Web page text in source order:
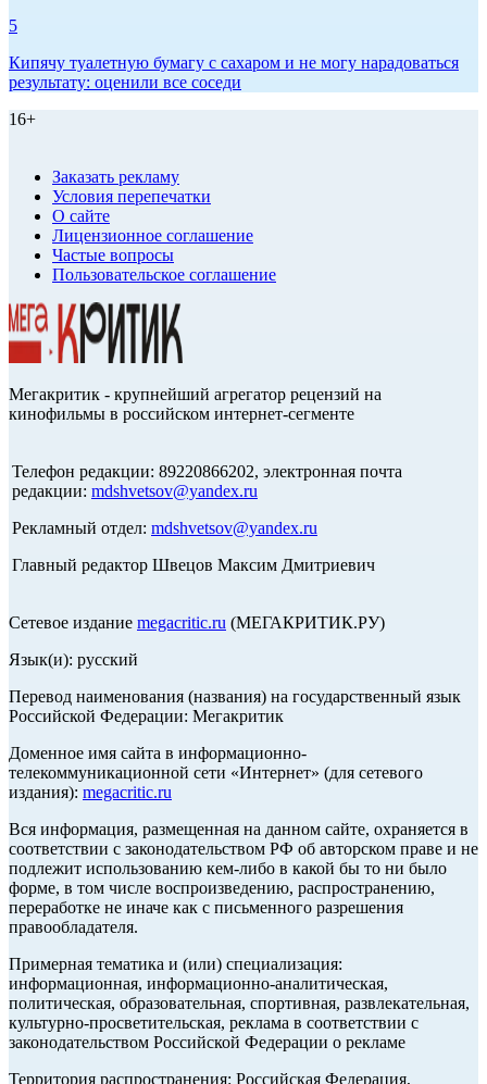
5
Кипячу туалетную бумагу с сахаром и не могу нарадоваться
результату: оценили все соседи
16+
Заказать рекламу
Условия перепечатки
О сайте
Лицензионное соглашение
Частые вопросы
Пользовательское соглашение
Мегакритик - крупнейший агрегатор рецензий на
кинофильмы в российском интернет-сегменте
Телефон редакции: 89220866202, электронная почта
редакции: mdshvetsov@yandex.ru
Рекламный отдел: mdshvetsov@yandex.ru
Главный редактор Швецов Максим Дмитриевич
Сетевое издание megacritic.ru (МЕГАКРИТИК.РУ)
Язык(и): русский
Перевод наименования (названия) на государственный язык
Российской Федерации: Мегакритик
Доменное имя сайта в информационно-
телекоммуникационной сети «Интернет» (для сетевого
издания): megacritic.ru
Вся информация, размещенная на данном сайте, охраняется в
соответствии с законодательством РФ об авторском праве и не
подлежит использованию кем-либо в какой бы то ни было
форме, в том числе воспроизведению, распространению,
переработке не иначе как с письменного разрешения
правообладателя.
Примерная тематика и (или) специализация:
информационная, информационно-аналитическая,
политическая, образовательная, спортивная, развлекательная,
культурно-просветительская, реклама в соответствии с
законодательством Российской Федерации о рекламе
Территория распространения: Российская Федерация,